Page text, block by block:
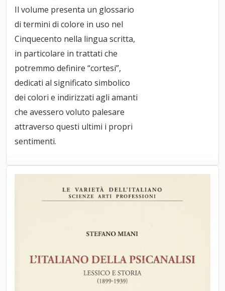
Il volume presenta un glossario
di termini di colore in uso nel
Cinquecento nella lingua scritta,
in particolare in trattati che
potremmo definire “cortesi”,
dedicati al significato simbolico
dei colori e indirizzati agli amanti
che avessero voluto palesare
attraverso questi ultimi i propri
sentimenti.